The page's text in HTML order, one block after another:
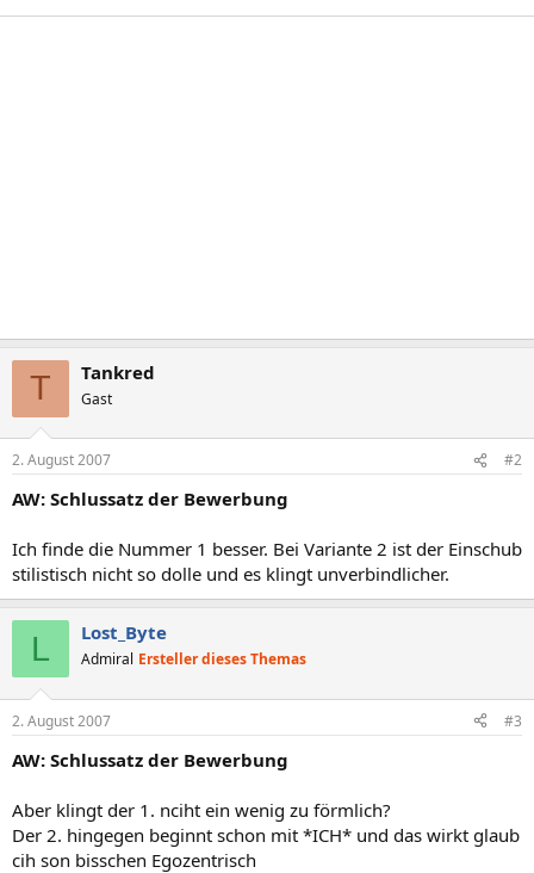
T Tankred
Gast
2. August 2007 #2
AW: Schlussatz der Bewerbung
Ich finde die Nummer 1 besser. Bei Variante 2 ist der Einschub
stilistisch nicht so dolle und es klingt unverbindlicher.
L Lost_Byte
Admiral Ersteller dieses Themas
2. August 2007 #3
AW: Schlussatz der Bewerbung
Aber klingt der 1. nciht ein wenig zu förmlich?
Der 2. hingegen beginnt schon mit *ICH* und das wirkt glaub
cih son bisschen Egozentrisch